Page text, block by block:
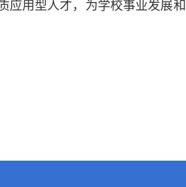
应用型人才，为学校事业发展